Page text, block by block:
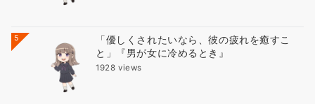
5
「優しくされたいなら、彼の疲れを癒すこ
と」『男が女に冷めるとき』
1928 views